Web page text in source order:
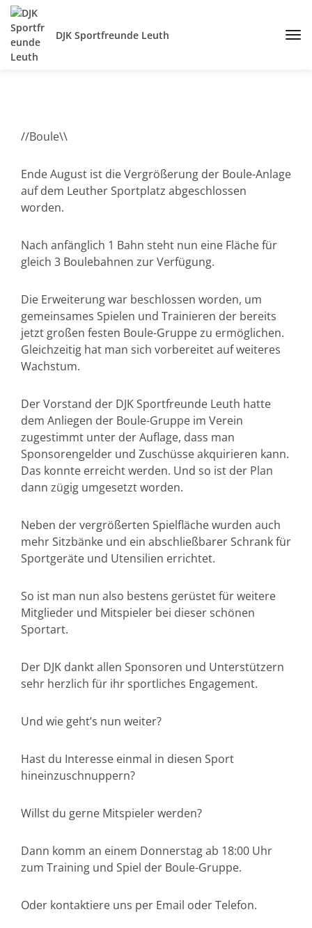
DJK Sportfreunde Leuth
//Boule\\
Ende August ist die Vergrößerung der Boule-Anlage
auf dem Leuther Sportplatz abgeschlossen
worden.
Nach anfänglich 1 Bahn steht nun eine Fläche für
gleich 3 Boulebahnen zur Verfügung.
Die Erweiterung war beschlossen worden, um
gemeinsames Spielen und Trainieren der bereits
jetzt großen festen Boule-Gruppe zu ermöglichen.
Gleichzeitig hat man sich vorbereitet auf weiteres
Wachstum.
Der Vorstand der DJK Sportfreunde Leuth hatte
dem Anliegen der Boule-Gruppe im Verein
zugestimmt unter der Auflage, dass man
Sponsorengelder und Zuschüsse akquirieren kann.
Das konnte erreicht werden. Und so ist der Plan
dann zügig umgesetzt worden.
Neben der vergrößerten Spielfläche wurden auch
mehr Sitzbänke und ein abschließbarer Schrank für
Sportgeräte und Utensilien errichtet.
So ist man nun also bestens gerüstet für weitere
Mitglieder und Mitspieler bei dieser schönen
Sportart.
Der DJK dankt allen Sponsoren und Unterstützern
sehr herzlich für ihr sportliches Engagement.
Und wie geht’s nun weiter?
Hast du Interesse einmal in diesen Sport
hineinzuschnuppern?
Willst du gerne Mitspieler werden?
Dann komm an einem Donnerstag ab 18:00 Uhr
zum Training und Spiel der Boule-Gruppe.
Oder kontaktiere uns per Email oder Telefon.